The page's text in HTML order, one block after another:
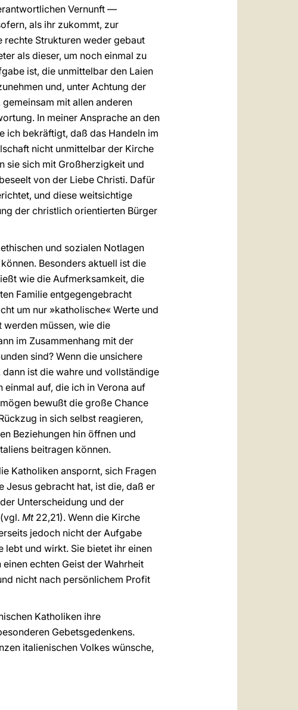
Vernunft —
als ihr zukommt, zur
rechte Strukturen weder gebaut
als dieser, um noch einmal zu
ist, die unmittelbar den Laien
und, unter Achtung der
mit allen anderen
In meiner Ansprache an den
ich bekräftigt, daß das Handeln im
nicht unmittelbar der Kirche
sie sich mit Großherzigkeit und
von der Liebe Christi. Dafür
und diese weitsichtige
der christlich orientierten Bürger
und sozialen Notlagen
Besonders aktuell ist die
wie die Aufmerksamkeit, die
Familie entgegengebracht
um nur »katholische« Werte und
müssen, wie die
im Zusammenhang mit der
sind? Wenn die unsichere
ist die wahre und vollständige
auf, die ich in Verona auf
bewußt die große Chance
in sich selbst reagieren,
Beziehungen hin öffnen und
beitragen können.
Katholiken anspornt, sich Fragen
Jesus gebracht hat, ist die, daß er
Unterscheidung und der
Mt22,21). Wenn die Kirche
jedoch nicht der Aufgabe
lebt und wirkt. Sie bietet ihr einen
echten Geist der Wahrheit
nicht nach persönlichem Profit
Katholiken ihre
Gebetsgedenkens.
italienischen Volkes wünsche,